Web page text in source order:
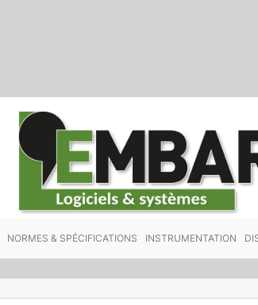
NORMES & SPÉCIFICATIONS INSTRUMENTATION